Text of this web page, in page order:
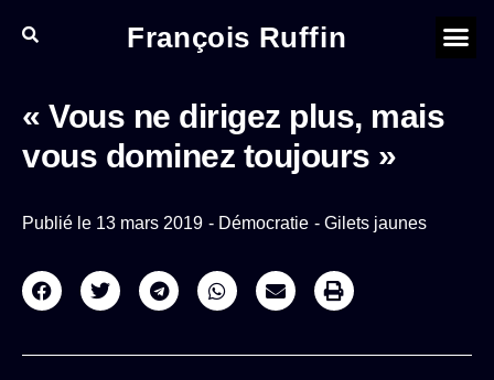
François Ruffin
« Vous ne dirigez plus, mais
vous dominez toujours »
Publié le 13 mars 2019 - Démocratie - Gilets jaunes